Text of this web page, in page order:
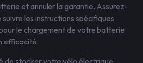
et annuler la garantie. Assurez-
les instructions spécifiques
le chargement de votre batterie
efficacité.
de stocker votre vélo électrique